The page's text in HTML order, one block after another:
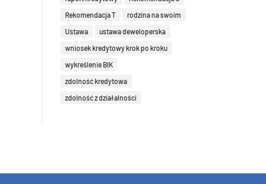
Rekomendacja T
rodzina na swoim
Ustawa
ustawa deweloperska
wniosek kredytowy krok po kroku
wykreślenie BIK
zdolność kredytowa
zdolność z działalności